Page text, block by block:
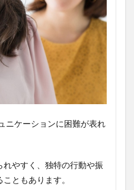
ニケーションに困難が表れ
やすく、独特の行動や振
ともあります。